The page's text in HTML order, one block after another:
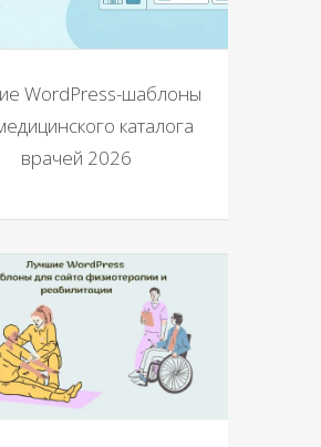
WordPress-шаблоны
каталога
врачей 2026